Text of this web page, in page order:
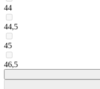
44
44,5
45
46,5